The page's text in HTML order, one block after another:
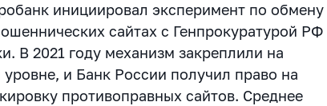
инициировал эксперимент по обмену
сайтах с Генпрокуратурой РФ
В 2021 году механизм закреплили на
уровне, и Банк России получил право на
противоправных сайтов. Среднее